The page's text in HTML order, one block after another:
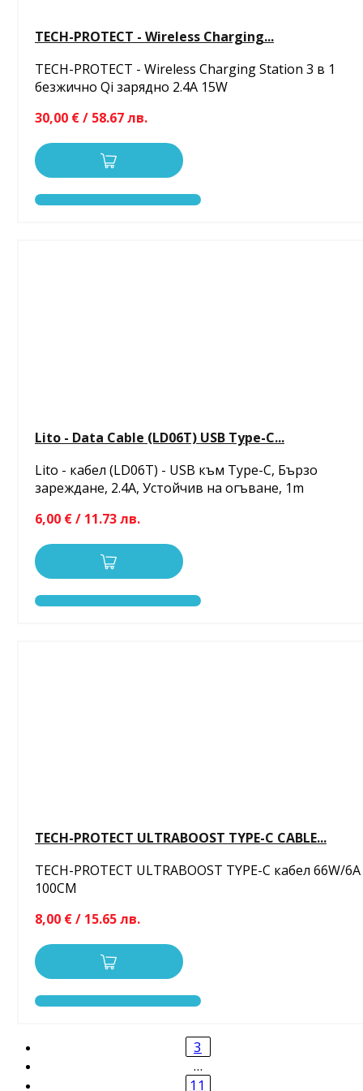
TECH-PROTECT - Wireless Charging...
TECH-PROTECT - Wireless Charging Station 3 в 1
безжично Qi зарядно 2.4A 15W
30,00 € / 58.67 лв.
Lito - Data Cable (LD06T) USB Type-C...
Lito - кабел (LD06T) - USB към Type-C, Бързо
зареждане, 2.4A, Устойчив на огъване, 1m
6,00 € / 11.73 лв.
TECH-PROTECT ULTRABOOST TYPE-C CABLE...
TECH-PROTECT ULTRABOOST TYPE-C кабел 66W/6A
100CM
8,00 € / 15.65 лв.
3
…
11